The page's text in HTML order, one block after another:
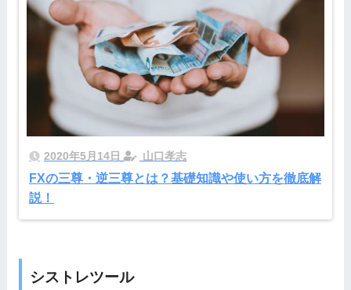
2020年5月14日 山口孝志
FXの三尊・逆三尊とは？基礎知識や使い方を徹底解
説！
シストレツール